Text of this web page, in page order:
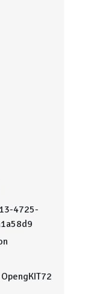
4725-
OpengKIT72